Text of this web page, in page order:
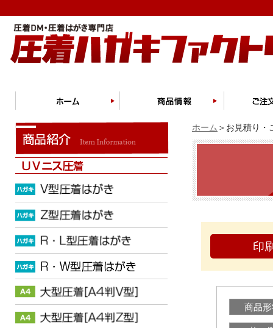
ホーム ＞お見積り・
印
商品